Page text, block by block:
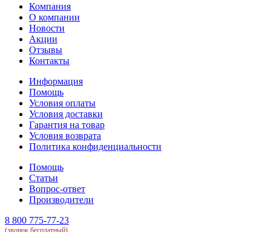
Компания
О компании
Новости
Акции
Отзывы
Контакты
Информация
Помощь
Условия оплаты
Условия доставки
Гарантия на товар
Условия возврата
Политика конфиденциальности
Помощь
Статьи
Вопрос-ответ
Производители
8 800 775-77-23
(звонок бесплатный)